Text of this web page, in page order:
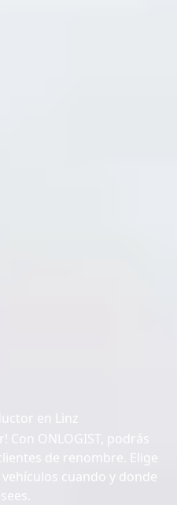
en Linz
Con ONLOGIST, podrás
de renombre. Elige
cuando y donde